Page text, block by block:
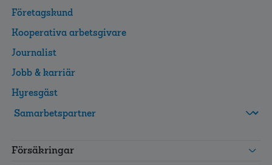
Företagskund
Kooperativa arbetsgivare
Journalist
Jobb & karriär
Hyresgäst
grupp
Försäkringar